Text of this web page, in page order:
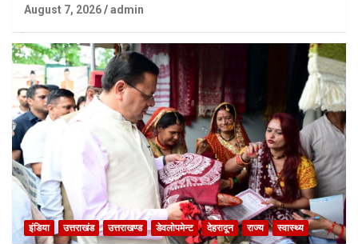
August 7, 2026 admin
इंडिया उत्तराखंड उत्तराखण्ड डेवलोपमेन्ट देहरादून राज्य स्वास्थ्य